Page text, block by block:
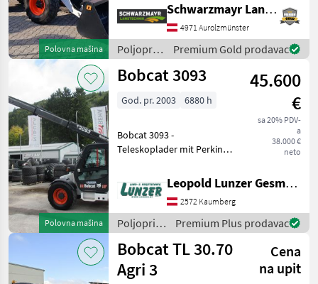
Polovna mašina
prva registracija 22.11.2022
s Bobcat 4-cilindričnim
motorom s Bobcat
Telematics Europe s
Schwarzmayr Landtechnik GmbH - Aurolzmünster
4971 Aurolzmünster
Poljoprivredni
motorni
strojevi /
Premium Gold prodavac
Polovna mašina
Bobcat 3093
45.600
€
sa 20% PDV-
a
38.000 €
neto
God. pr. 2003 6880 h
Bobcat 3093 -
Teleskoplader mit Perkins
Reichweite 6, 8 m, Höhe 234
cm, Hubkraft 600 kg,
Bereifung: 405/70x20, 4
Radlenkung - 3
Lenkungsarten, Heiz
Leopold Lunzer GesmbH
2572 Kaumberg
Poljoprivredni
motorni
strojevi /
Bobcat
Premium Plus prodavac
Bobcat TL 30.70
Agri 3
Cena
na upit